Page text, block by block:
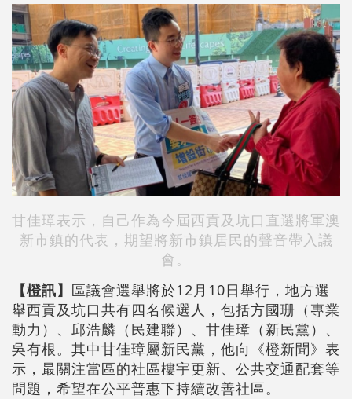
甘佳璋表示，自己作為今屆西貢及坑口直選將軍澳
新市鎮的代表，期望將新市鎮居民的聲音帶入議
會。
【橙訊】 區議會選舉將於12月10日舉行，地方選
舉西貢及坑口共有四名候選人，包括方國珊（專業
動力）、邱浩麟（民建聯）、甘佳璋（新民黨）、
吳有根。其中甘佳璋屬新民黨，他向《橙新聞》表
示，最關注當區的社區樓宇更新、公共交通配套等
問題，希望在公平普惠下持續改善社區。